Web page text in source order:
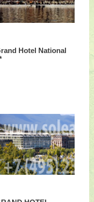
Hotel National